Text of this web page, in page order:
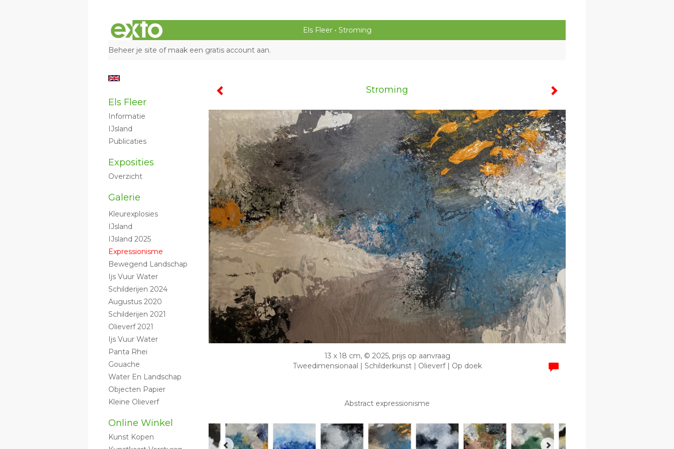
Els Fleer Stroming
Beheer je site of maak een gratis account aan.
Stroming
13 x 18 cm, © 2025, prijs op aanvraag
Tweedimensionaal | Schilderkunst | Olieverf | Op doek
Abstract expressionisme
Els Fleer
Informatie
IJsland
Publicaties
Exposities
Overzicht
Galerie
Kleurexplosies
IJsland
IJsland 2025
Expressionisme
Bewegend Landschap
Ijs Vuur Water
Schilderijen 2024
Augustus 2020
Schilderijen 2021
Olieverf 2021
Ijs Vuur Water
Panta Rhei
Gouache
Water En Landschap
Objecten Papier
Kleine Olieverf
Online Winkel
Kunst Kopen